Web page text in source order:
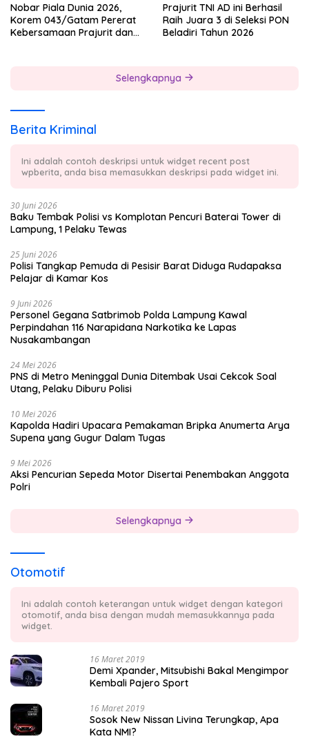
Nobar Piala Dunia 2026,
Korem 043/Gatam Pererat
Kebersamaan Prajurit dan
Prajurit TNI AD ini Berhasil
Raih Juara 3 di Seleksi PON
Beladiri Tahun 2026
Selengkapnya
Berita Kriminal
Ini adalah contoh deskripsi untuk widget recent post
wpberita, anda bisa memasukkan deskripsi pada widget ini.
30 Juni 2026
Baku Tembak Polisi vs Komplotan Pencuri Baterai Tower di
Lampung, 1 Pelaku Tewas
25 Juni 2026
Polisi Tangkap Pemuda di Pesisir Barat Diduga Rudapaksa
Pelajar di Kamar Kos
9 Juni 2026
Personel Gegana Satbrimob Polda Lampung Kawal
Perpindahan 116 Narapidana Narkotika ke Lapas
Nusakambangan
24 Mei 2026
PNS di Metro Meninggal Dunia Ditembak Usai Cekcok Soal
Utang, Pelaku Diburu Polisi
10 Mei 2026
Kapolda Hadiri Upacara Pemakaman Bripka Anumerta Arya
Supena yang Gugur Dalam Tugas
9 Mei 2026
Aksi Pencurian Sepeda Motor Disertai Penembakan Anggota
Polri
Selengkapnya
Otomotif
Ini adalah contoh keterangan untuk widget dengan kategori
otomotif, anda bisa dengan mudah memasukkannya pada
widget.
16 Maret 2019
Demi Xpander, Mitsubishi Bakal Mengimpor
Kembali Pajero Sport
16 Maret 2019
Sosok New Nissan Livina Terungkap, Apa
Kata NMI?